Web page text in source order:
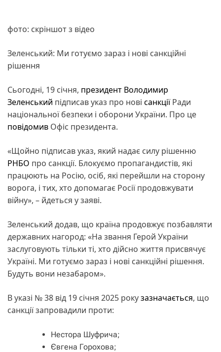
фото: скріншот з відео
Зеленський: Ми готуємо зараз і нові санкційні
рішення
Сьогодні, 19 січня, президент Володимир
Зеленський підписав указ про нові санкціїРади
національної безпеки і оборони України. Про це
повідомив Офіс президента.
«Щойно підписав указ, який надає силу рішенню
РНБО про санкції. Блокуємо пропагандистів, які
працюють на Росію, осіб, які перейшли на сторону
ворога, і тих, хто допомагає Росії продовжувати
війну», – йдеться у заяві.
Зеленський додав, що країна продовжує позбавляти
державних нагород: «На звання Герой України
заслуговують тільки ті, хто дійсно життя присвячує
Україні. Ми готуємо зараз і нові санкційні рішення.
Будуть вони незабаром».
В указі № 38 від 19 січня 2025 рокузазначається, що
санкції запровадили проти:
Нестора Шуфрича;
Євгена Горохова;